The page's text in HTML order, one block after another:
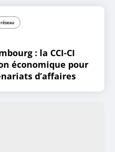
: la CCI-CI
économique pour
d’affaires